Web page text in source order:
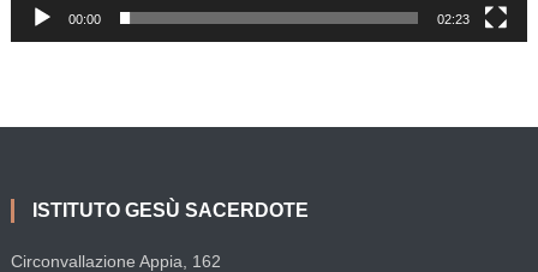
00:00 02:23
ISTITUTO GESÙ SACERDOTE
Circonvallazione Appia, 162